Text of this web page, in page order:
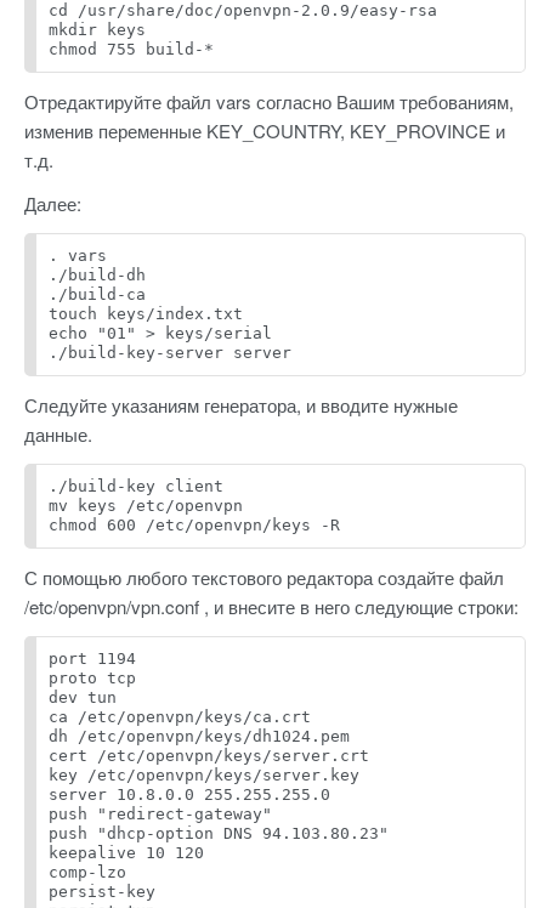
cd /usr/share/doc/openvpn-2.0.9/easy-rsa
mkdir keys
chmod 755 build-*
Отредактируйте файл vars согласно Вашим требованиям,
изменив переменные KEY_COUNTRY, KEY_PROVINCE и
т.д.
Далее:
. vars
./build-dh
./build-ca
touch keys/index.txt
echo "01" > keys/serial
./build-key-server server
Следуйте указаниям генератора, и вводите нужные
данные.
./build-key client
mv keys /etc/openvpn
chmod 600 /etc/openvpn/keys -R
С помощью любого текстового редактора создайте файл
/etc/openvpn/vpn.conf , и внесите в него следующие строки:
port 1194
proto tcp
dev tun
ca /etc/openvpn/keys/ca.crt
dh /etc/openvpn/keys/dh1024.pem
cert /etc/openvpn/keys/server.crt
key /etc/openvpn/keys/server.key
server 10.8.0.0 255.255.255.0
push "redirect-gateway"
push "dhcp-option DNS 94.103.80.23"
keepalive 10 120
comp-lzo
persist-key